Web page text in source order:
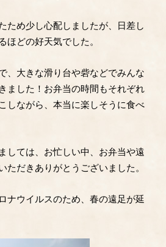
ため少し心配しましたが、日差し
ほどの好天気でした。
、大きな滑り台や砦などでみんな
ました！お弁当の時間もそれぞれ
しながら、本当に楽しそうに食べ
しては、お忙しい中、お弁当や遠
ただきありがとうございました。
ナウイルスのため、春の遠足が延